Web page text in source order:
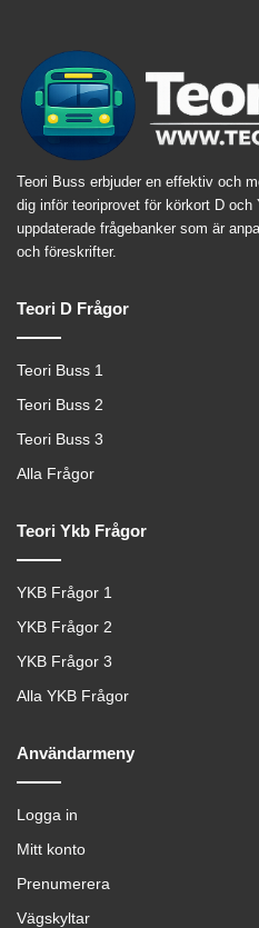
Teori Buss erbjuder en effektiv och
dig inför teoriprovet för körkort D
uppdaterade frågebanker som är
och föreskrifter.
Teori D Frågor
Teori Buss 1
Teori Buss 2
Teori Buss 3
Alla Frågor
Teori Ykb Frågor
YKB Frågor 1
YKB Frågor 2
YKB Frågor 3
Alla YKB Frågor
Användarmeny
Logga in
Mitt konto
Prenumerera
Vägskyltar